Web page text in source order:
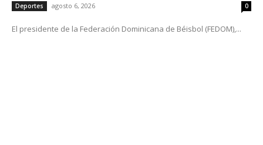
Deportes agosto 6, 2026 0
El presidente de la Federación Dominicana de Béisbol (FEDOM),...